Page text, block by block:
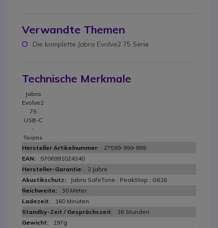
Verwandte Themen
Die komplette Jabra Evolve2 75 Serie
Technische Merkmale
Jabra
Evolve2
75
USB-C
-
Teams
27599-999-899
5706991024340
2 Jahre
Jabra SafeTone ; PeakStop ; G616
30 Meter
160 Minuten
36 Stunden
197g